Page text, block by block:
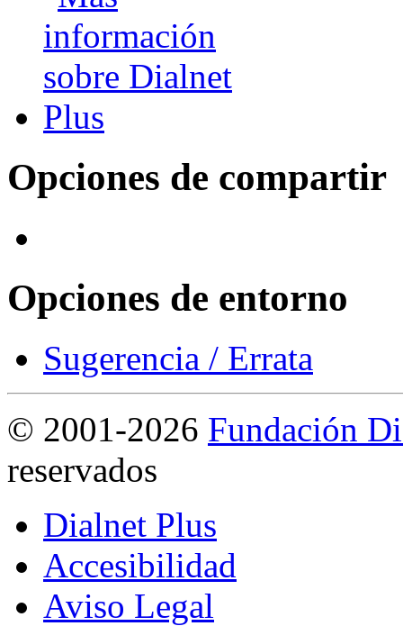
Opciones de compartir
Opciones de entorno
Sugerencia / Errata
© 2001-2026 Fundación
reservados
Dialnet Plus
Accesibilidad
Aviso Legal